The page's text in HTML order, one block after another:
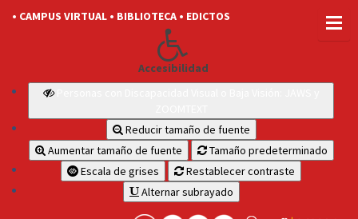
• CAMPUS VIRTUAL • BIBLIOTECA • EDICTOS
Accesibilidad
Reducir tamaño de fuente
Aumentar tamaño de fuente
Tamaño predeterminado
Escala de grises
Restablecer contraste
Alternar subrayado